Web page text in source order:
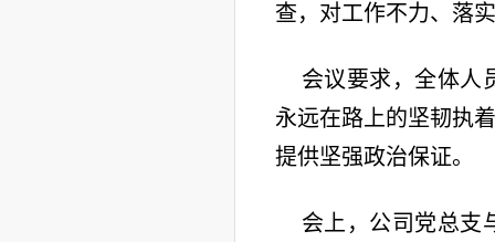
查，对工作不力、落
会议要求，全体人
永远在路上的坚韧执
提供坚强政治保证。
会上，公司党总支